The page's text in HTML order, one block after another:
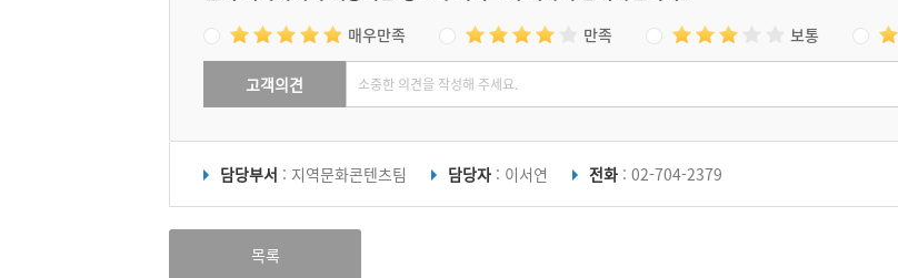
매우만족 만족 보통
고객의견
담당부서 : 지역문화콘텐츠팀 담당자 : 이서연 전화 : 02-704-2379
목록